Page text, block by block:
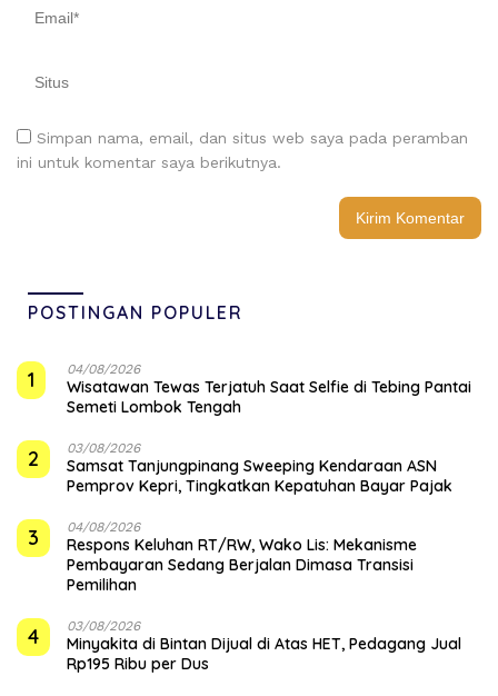
Simpan nama, email, dan situs web saya pada peramban
ini untuk komentar saya berikutnya.
POSTINGAN POPULER
1 04/08/2026
Wisatawan Tewas Terjatuh Saat Selfie di Tebing Pantai
Semeti Lombok Tengah
2 03/08/2026
Samsat Tanjungpinang Sweeping Kendaraan ASN
Pemprov Kepri, Tingkatkan Kepatuhan Bayar Pajak
3 04/08/2026
‎Respons Keluhan RT/RW, Wako Lis: Mekanisme
Pembayaran Sedang Berjalan Dimasa Transisi
Pemilihan
4 03/08/2026
Minyakita di Bintan Dijual di Atas HET, Pedagang Jual
Rp195 Ribu per Dus